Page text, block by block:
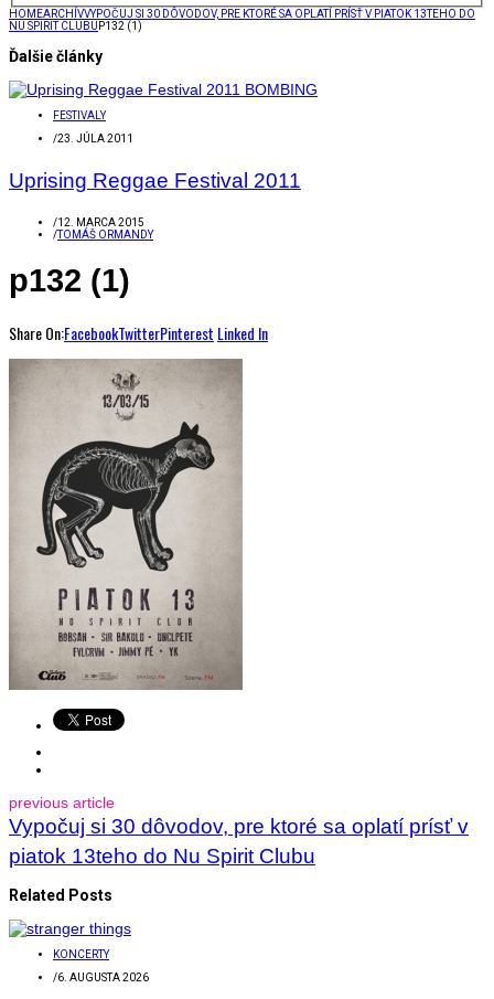
HOMEARCHÍVVYPOČUJ SI 30 DÔVODOV, PRE KTORÉ SA OPLATÍ PRÍSŤ V PIATOK 13TEHO DO
NU SPIRIT CLUBU P132 (1)
Ďalšie články
FESTIVALY
/23. JÚLA 2011
Uprising Reggae Festival 2011
/12. MARCA 2015
/TOMÁŠ ORMANDY
p132 (1)
Share On:FacebookTwitterPinterest Linked In
previous article
Vypočuj si 30 dôvodov, pre ktoré sa oplatí prísť v
piatok 13teho do Nu Spirit Clubu
Related Posts
KONCERTY
/6. AUGUSTA 2026